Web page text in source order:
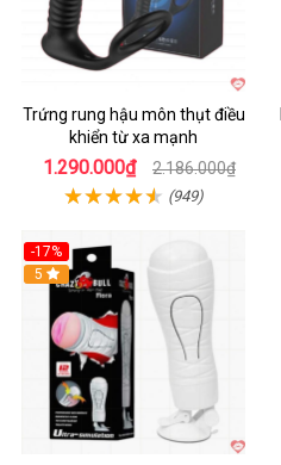
Trứng rung hậu môn thụt điều
khiển từ xa mạnh
1.290.000₫ 2.186.000₫
(949)
-17%
5